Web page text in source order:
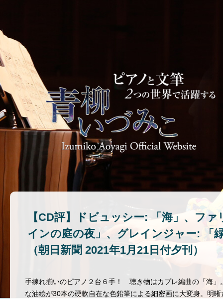
【CD評】ドビュッシー: 「海」、フ
インの庭の夜」、グレインジャー: 「
（朝日新聞 2021年1月21日付夕刊）
手練れ揃いのピアノ２台６手！ 聴き物はカプレ編曲の「海」
な油絵が30本の硬軟自在な色鉛筆による細密画に大変身。明